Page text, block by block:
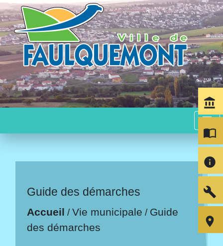
menu
Guide des démarches
Accueil /Vie municipale / Guide
des démarches
account_balance
import_contacts
info
build
room